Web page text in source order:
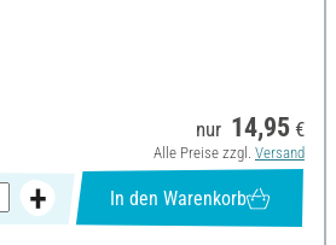
nur 14,95 €
Alle Preise zzgl. Versand
In den Warenkorb